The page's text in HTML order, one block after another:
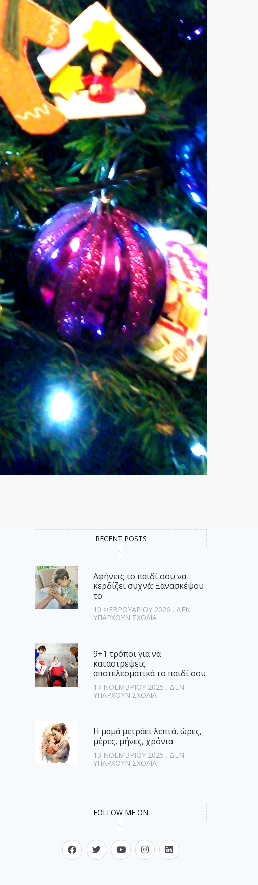
RECENT POSTS
Αφήνεις το παιδί σου να
κερδίζει συχνά; Ξανασκέψου
το
10 ΦΕΒΡΟΥΑΡΊΟΥ 2026
ΔΕΝ
ΥΠΆΡΧΟΥΝ ΣΧΌΛΙΑ
9+1 τρόποι για να
καταστρέψεις
αποτελεσματικά το παιδί σου
17 ΝΟΕΜΒΡΊΟΥ 2025
ΔΕΝ
ΥΠΆΡΧΟΥΝ ΣΧΌΛΙΑ
Η μαμά μετράει λεπτά, ώρες,
μέρες, μήνες, χρόνια
13 ΝΟΕΜΒΡΊΟΥ 2025
ΔΕΝ
ΥΠΆΡΧΟΥΝ ΣΧΌΛΙΑ
FOLLOW ME ON